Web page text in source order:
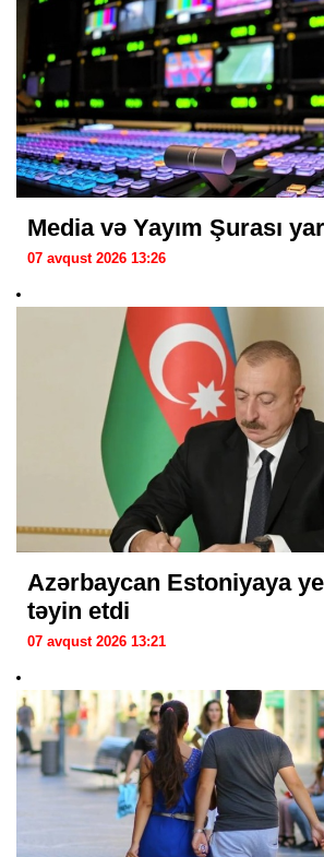
Media və Yayım Şurası
07 avqust 2026 13:26
Azərbaycan Estoniyaya
təyin etdi
07 avqust 2026 13:21